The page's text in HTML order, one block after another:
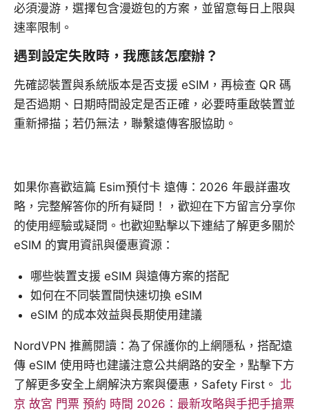
必須漫游，選擇包含漫遊包的方案，並留意每日上限與
速率限制。
遇到設定失敗時，我應該怎麼辦？
先確認裝置與系統版本是否支援 eSIM，再檢查 QR 碼
是否過期、日期時間設定是否正確，必要時重啟裝置並
重新掃描；若仍無法，聯繫遠傳客服協助。
如果你喜歡這篇 Esim預付卡 遠傳：2026 年最詳盡攻
略，完整解答你的所有疑問！，歡迎在下方留言分享你
的使用經驗或疑問。也歡迎點擊以下連結了解更多關於
eSIM 的實用資訊與優惠資源：
哪些裝置支援 eSIM 與遠傳方案的搭配
如何在不同裝置間快速切換 eSIM
eSIM 的成本效益與長期使用建議
NordVPN 推薦閱讀：為了保護你的上網隱私，搭配遠
傳 eSIM 使用時也建議注意公共網路的安全，點擊下方
了解更多安全上網解決方案與優惠，Safety First。 北
京 故宮 門票 預約 時間 2026：最新攻略與手把手搶票